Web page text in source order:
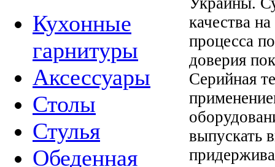
Кухонные
гарнитуры
Аксессуары
Столы
Стулья
Обеденная
качества
процесса
доверия
Серийная
выпускать